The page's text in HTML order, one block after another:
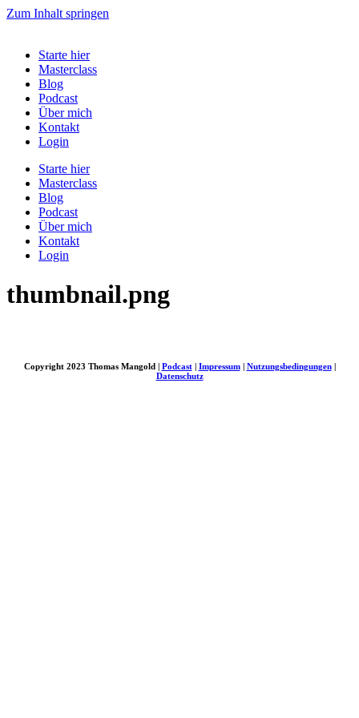
Zum Inhalt springen
Starte hier
Masterclass
Blog
Podcast
Über mich
Kontakt
Login
Starte hier
Masterclass
Blog
Podcast
Über mich
Kontakt
Login
thumbnail.png
Copyright 2023 Thomas Mangold | Podcast| Impressum| Nutzungsbedingungen|
Datenschutz